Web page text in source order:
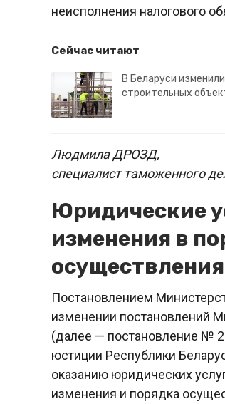
неисполнения налогового
Сейчас читают
В Беларуси
строительных
Людмила ДРОЗД,
специалист таможенного
Юридические
изменения в
осуществления
Постановлением
изменении постановлений
(далее — постановление №
юстиции Республики
оказанию юридических
изменения и порядка